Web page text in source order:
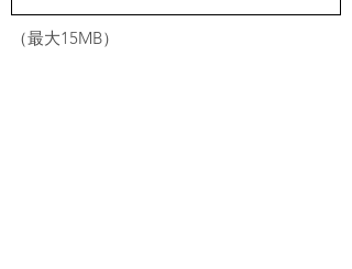
（最大15MB）